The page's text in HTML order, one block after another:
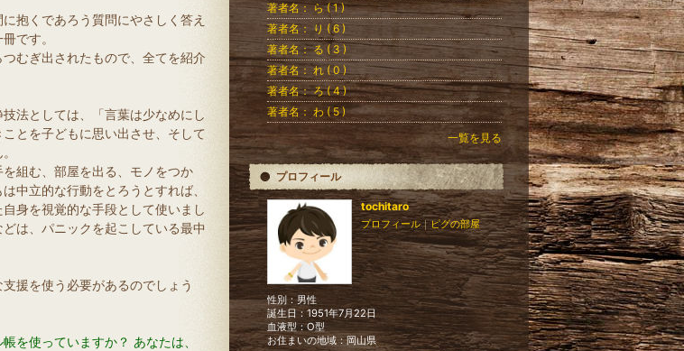
抱くであろう質問にやさしく答え
です。
むぎ出されたもので、全てを紹介
法としては、「言葉は少なめにし
とを子どもに思い出させ、そして
組む、部屋を出る、モノをつか
中立的な行動をとろうとすれば、
身を視覚的な手段として使いまし
は、パニックを起こしている最中
援を使う必要があるのでしょう
を使っていますか？ あなたは、
著者名： ら ( 1 )
著者名： り ( 6 )
著者名： る ( 3 )
著者名： れ ( 0 )
著者名： ろ ( 4 )
著者名： わ ( 5 )
一覧を見る
プロフィール
tochitaro
プロフィール｜ピグの部屋
性別：男性
誕生日：1951年7月22日
血液型：O型
お住まいの地域：岡山県